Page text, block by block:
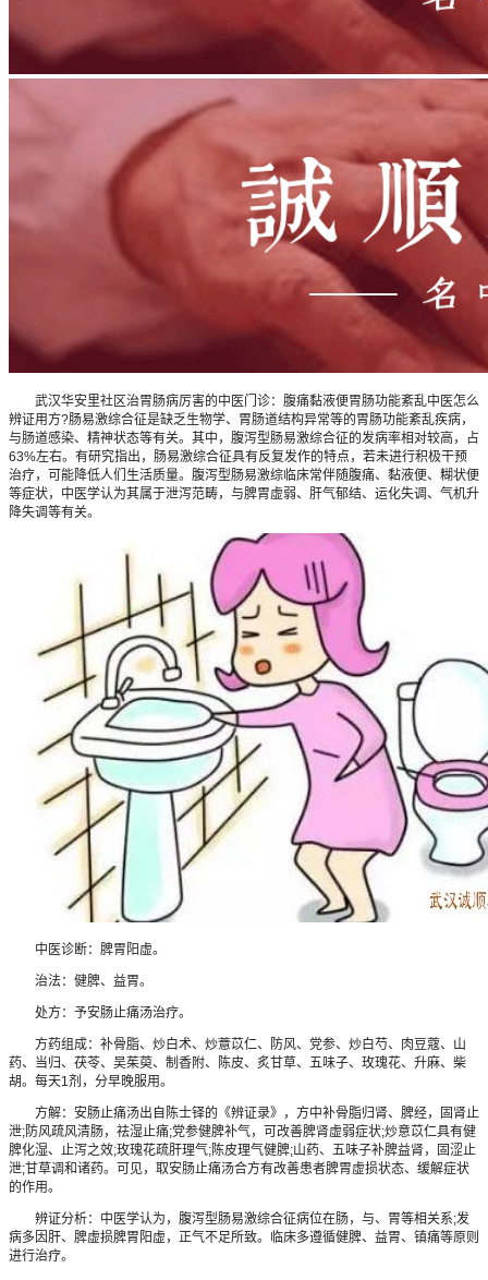
武汉华安里社区治胃肠病厉害的中医门诊：腹痛黏液便胃肠功能紊乱中医怎么
辨证用方?肠易激综合征是缺乏生物学、胃肠道结构异常等的胃肠功能紊乱疾病，
与肠道感染、精神状态等有关。其中，腹泻型肠易激综合征的发病率相对较高，占
63%左右。有研究指出，肠易激综合征具有反复发作的特点，若未进行积极干预
治疗，可能降低人们生活质量。腹泻型肠易激综临床常伴随腹痛、黏液便、糊状便
等症状，中医学认为其属于泄泻范畴，与脾胃虚弱、肝气郁结、运化失调、气机升
降失调等有关。
中医诊断：脾胃阳虚。
治法：健脾、益胃。
处方：予安肠止痛汤治疗。
方药组成：补骨脂、炒白术、炒薏苡仁、防风、党参、炒白芍、肉豆蔻、山
药、当归、茯苓、吴茱萸、制香附、陈皮、炙甘草、五味子、玫瑰花、升麻、柴
胡。每天1剂，分早晚服用。
方解：安肠止痛汤出自陈士铎的《辨证录》，方中补骨脂归肾、脾经，固肾止
泄;防风疏风清肠，祛湿止痛;党参健脾补气，可改善脾肾虚弱症状;炒意苡仁具有健
脾化湿、止泻之效;玫瑰花疏肝理气;陈皮理气健脾;山药、五味子补脾益肾，固涩止
泄;甘草调和诸药。可见，取安肠止痛汤合方有改善患者脾胃虚损状态、缓解症状
的作用。
辨证分析：中医学认为，腹泻型肠易激综合征病位在肠，与、胃等相关系;发
病多因肝、脾虚损脾胃阳虚，正气不足所致。临床多遵循健脾、益胃、镇痛等原则
进行治疗。